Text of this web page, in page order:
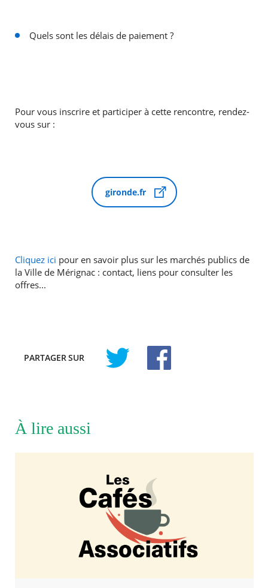
Quels sont les délais de paiement ?
Pour vous inscrire et participer à cette rencontre, rendez-
vous sur :
gironde.fr
Cliquez ici pour en savoir plus sur les marchés publics de
la Ville de Mérignac : contact, liens pour consulter les
offres...
PARTAGERSUR
À lire aussi